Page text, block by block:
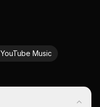
YouTube Music